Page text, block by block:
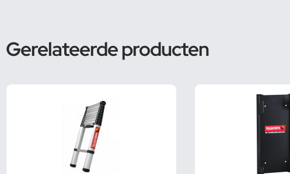
Gerelateerde producten